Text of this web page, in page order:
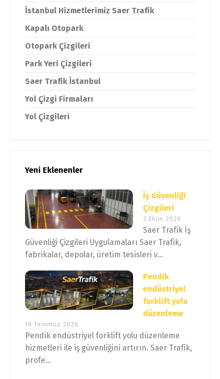
İstanbul Hizmetlerimiz Saer Trafik
Kapalı Otopark
Otopark Çizgileri
Park Yeri Çizgileri
Saer Trafik İstanbul
Yol Çizgi Firmaları
Yol Çizgileri
Yeni Eklenenler
İş Güvenliği
Çizgileri
3 Ekim 2020
Saer Trafik İş
Güvenliği Çizgileri Uygulamaları Saer Trafik,
fabrikalar, depolar, üretim tesisleri v...
Pendik
endüstriyel
forklift yolu
düzenleme
19 Temmuz 2026
Pendik endüstriyel forklift yolu düzenleme
hizmetleri ile iş güvenliğini artırın. Saer Trafik,
profe...